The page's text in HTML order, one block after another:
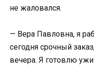
не жаловался.
— Вера Павловна, я
сегодня срочный
вечера. Я готовлю